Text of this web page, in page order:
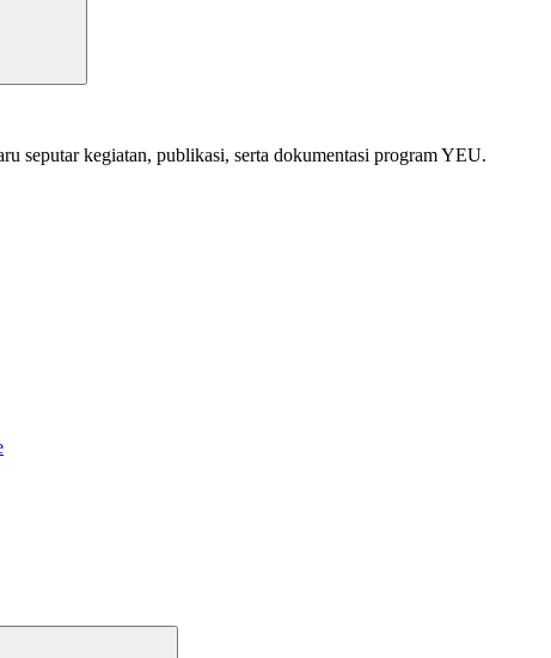
seputar kegiatan, publikasi, serta dokumentasi program YEU.